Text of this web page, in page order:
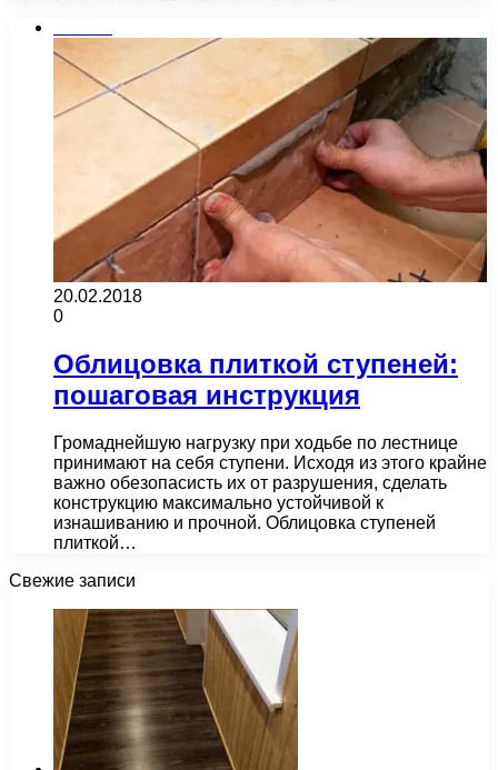
20.02.2018
0
Облицовка плиткой ступеней:
пошаговая инструкция
Громаднейшую нагрузку при ходьбе по лестнице
принимают на себя ступени. Исходя из этого крайне
важно обезопасисть их от разрушения, сделать
конструкцию максимально устойчивой к
изнашиванию и прочной. Облицовка ступеней
плиткой…
Свежие записи